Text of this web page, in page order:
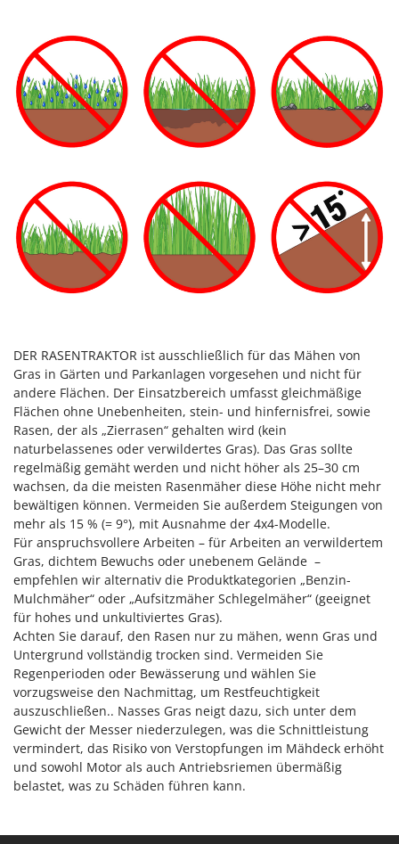
Spring Protezione
Spyro
Stanley
Stocker
T
Tecla
TecnoGen
Tellarini Pompe
Tineco
Titania
Tornado
Tre Spade
Trev - Abrek - TecnoVIR
Trotec
Troy-Bilt
U
Udor
Unger
V
Verdemax
Vesco
Volpi
W
Waldner
Weber
Wiper EcoRobot
DER RASENTRAKTOR ist ausschließlich für das Mähen von
Gras in Gärten und Parkanlagen vorgesehen und nicht für
andere Flächen. Der Einsatzbereich umfasst gleichmäßige
Flächen ohne Unebenheiten, stein- und hinfernisfrei, sowie
Rasen, der als „Zierrasen“ gehalten wird (kein
naturbelassenes oder verwildertes Gras). Das Gras sollte
regelmäßig gemäht werden und nicht höher als 25–30 cm
wachsen, da die meisten Rasenmäher diese Höhe nicht mehr
bewältigen können. Vermeiden Sie außerdem Steigungen von
mehr als 15 % (= 9°), mit Ausnahme der 4x4-Modelle.
Für anspruchsvollere Arbeiten – für Arbeiten an verwildertem
Gras, dichtem Bewuchs oder unebenem Gelände –
empfehlen wir alternativ die Produktkategorien „Benzin-
Mulchmäher“ oder „Aufsitzmäher Schlegelmäher“ (geeignet
für hohes und unkultiviertes Gras).
Achten Sie darauf, den Rasen nur zu mähen, wenn Gras und
Untergrund vollständig trocken sind. Vermeiden Sie
Regenperioden oder Bewässerung und wählen Sie
vorzugsweise den Nachmittag, um Restfeuchtigkeit
auszuschließen.. Nasses Gras neigt dazu, sich unter dem
Gewicht der Messer niederzulegen, was die Schnittleistung
vermindert, das Risiko von Verstopfungen im Mähdeck erhöht
und sowohl Motor als auch Antriebsriemen übermäßig
belastet, was zu Schäden führen kann.